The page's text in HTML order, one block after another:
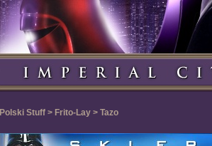
Polski Stuff > Frito-Lay > Tazo